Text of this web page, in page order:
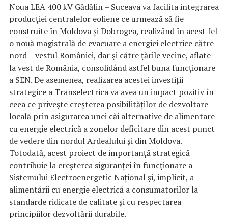
Noua LEA 400 kV Gădălin – Suceava va facilita integrarea
producției centralelor eoliene ce urmează să fie
construite în Moldova și Dobrogea, realizând în acest fel
o nouă magistrală de evacuare a energiei electrice către
nord – vestul României, dar și către țările vecine, aflate
la vest de România, consolidând astfel buna funcționare
a SEN. De asemenea, realizarea acestei investiții
strategice a Transelectrica va avea un impact pozitiv în
ceea ce privește creșterea posibilităților de dezvoltare
locală prin asigurarea unei căi alternative de alimentare
cu energie electrică a zonelor deficitare din acest punct
de vedere din nordul Ardealului și din Moldova.
Totodată, acest proiect de importanță strategică
contribuie la creșterea siguranței în funcționare a
Sistemului Electroenergetic Național și, implicit, a
alimentării cu energie electrică a consumatorilor la
standarde ridicate de calitate și cu respectarea
principiilor dezvoltării durabile.